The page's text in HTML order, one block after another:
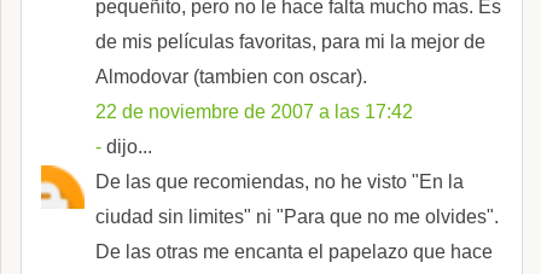
pequeñito, pero no le hace falta mucho mas. Es
de mis películas favoritas, para mi la mejor de
Almodovar (tambien con oscar).
22 de noviembre de 2007 a las 17:42
- dijo...
De las que recomiendas, no he visto "En la
ciudad sin limites" ni "Para que no me olvides".
De las otras me encanta el papelazo que hace